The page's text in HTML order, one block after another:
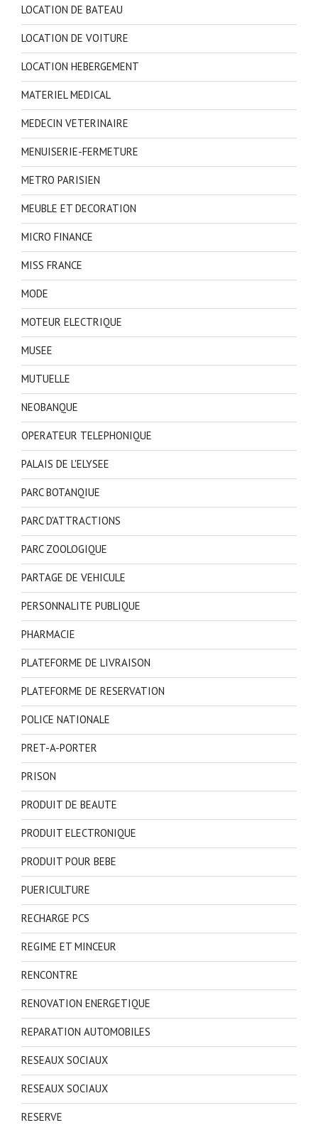
LOCATION DE BATEAU
LOCATION DE VOITURE
LOCATION HEBERGEMENT
MATERIEL MEDICAL
MEDECIN VETERINAIRE
MENUISERIE-FERMETURE
METRO PARISIEN
MEUBLE ET DECORATION
MICRO FINANCE
MISS FRANCE
MODE
MOTEUR ELECTRIQUE
MUSEE
MUTUELLE
NEOBANQUE
OPERATEUR TELEPHONIQUE
PALAIS DE L'ELYSEE
PARC BOTANQIUE
PARC D'ATTRACTIONS
PARC ZOOLOGIQUE
PARTAGE DE VEHICULE
PERSONNALITE PUBLIQUE
PHARMACIE
PLATEFORME DE LIVRAISON
PLATEFORME DE RESERVATION
POLICE NATIONALE
PRET-A-PORTER
PRISON
PRODUIT DE BEAUTE
PRODUIT ELECTRONIQUE
PRODUIT POUR BEBE
PUERICULTURE
RECHARGE PCS
REGIME ET MINCEUR
RENCONTRE
RENOVATION ENERGETIQUE
REPARATION AUTOMOBILES
RESEAUX SOCIAUX
RESEAUX SOCIAUX
RESERVE